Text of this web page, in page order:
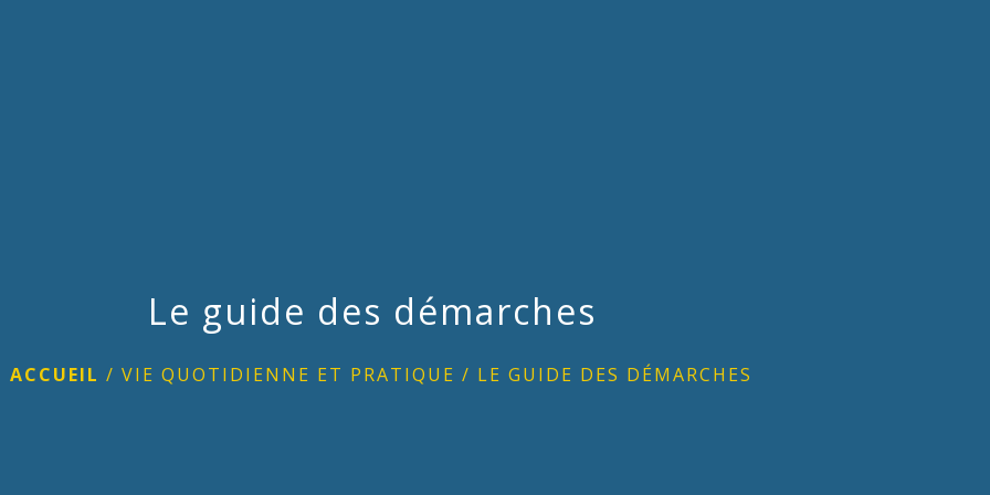
Le guide des démarches
ACCUEIL / VIE QUOTIDIENNE ET PRATIQUE / LE GUIDE DES DÉMARCHES